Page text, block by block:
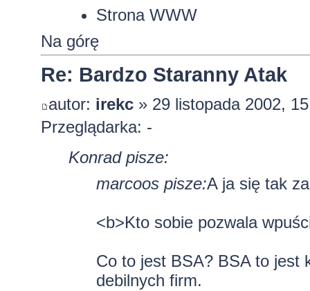
Strona WWW
Na górę
Re: Bardzo Staranny Atak
autor: irekc» 29 listopada 2002,
Przeglądarka: -
Konrad pisze:
marcoos pisze:A ja się tak
<b>Kto sobie pozwala
Co to jest BSA? BSA to jest
debilnych firm.